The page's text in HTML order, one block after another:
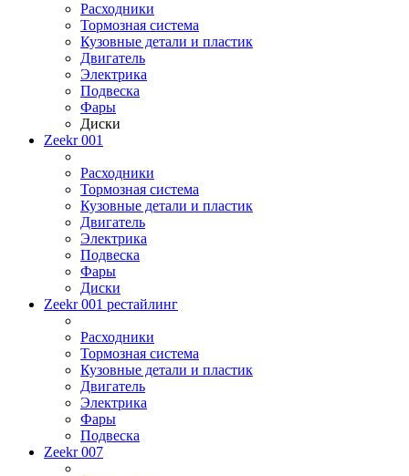
Расходники
Тормозная система
Кузовные детали и пластик
Двигатель
Электрика
Подвеска
Фары
Диски
Zeekr 001
Расходники
Тормозная система
Кузовные детали и пластик
Двигатель
Электрика
Подвеска
Фары
Диски
Zeekr 001 рестайлинг
Расходники
Тормозная система
Кузовные детали и пластик
Двигатель
Электрика
Фары
Подвеска
Zeekr 007